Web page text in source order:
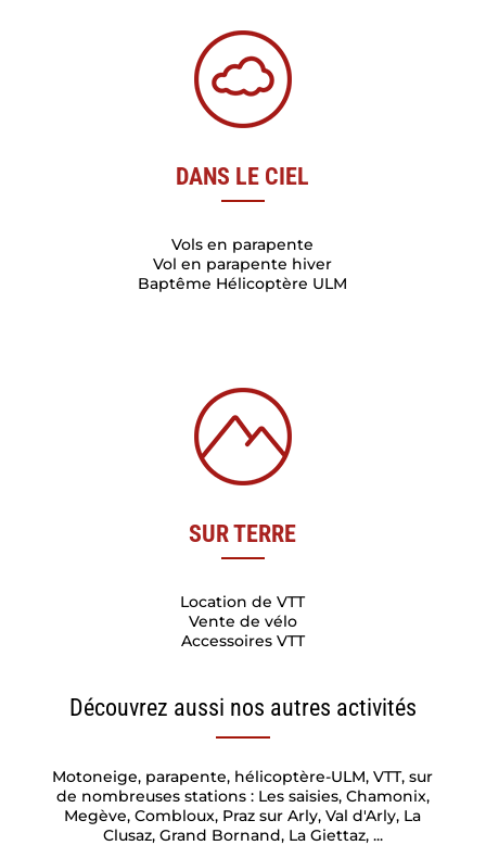
DANS LE CIEL
Vols en parapente
Vol en parapente hiver
Baptême Hélicoptère ULM
SUR TERRE
Location de VTT
Vente de vélo
Accessoires VTT
Découvrez aussi nos autres activités
Motoneige, parapente, hélicoptère-ULM, VTT, sur
de nombreuses stations : Les saisies, Chamonix,
Megève, Combloux, Praz sur Arly, Val d'Arly, La
Clusaz, Grand Bornand, La Giettaz, ...